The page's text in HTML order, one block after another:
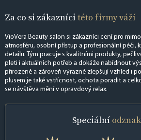
Za co si zákazníci této firmy váží
VioVera Beauty salon si zákazníci cení pro
atmosféru, osobní přístup a profesionální péči,
detailu. Tým pracuje s kvalitními produkty,
pleti i aktuálních potřeb a dokáže nabídnout
přirozeně a zároveň výrazně zlepšují vzhled i
plusem je také vstřícnost, ochota poradit a
se návštěva mění v opravdový relax.
Speciální